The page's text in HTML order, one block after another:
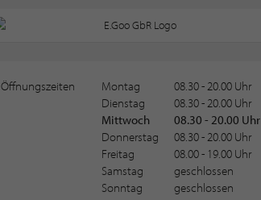
Öffnungszeiten Montag
08.30 - 20.00 Uhr
Dienstag
08.30 - 20.00 Uhr
Mittwoch
08.30 - 20.00 Uhr
Donnerstag
08.30 - 20.00 Uhr
Freitag
08.00 - 19.00 Uhr
Samstag
geschlossen
Sonntag
geschlossen